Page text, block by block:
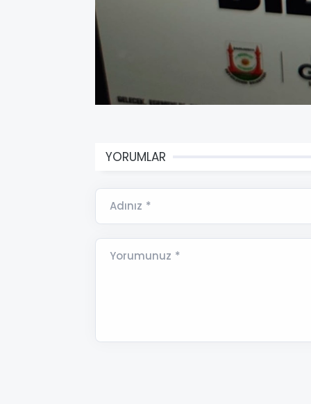
YORUMLAR
Adınız *
Yorumunuz *